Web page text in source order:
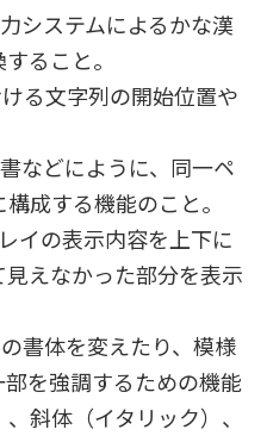
テムによるかな漢
ること。
字列の開始位置や
にように、同一ペ
成する機能のこと。
表示内容を上下に
えなかった部分を表示
変えたり、模様
を強調するための機能
斜体（イタリック）、